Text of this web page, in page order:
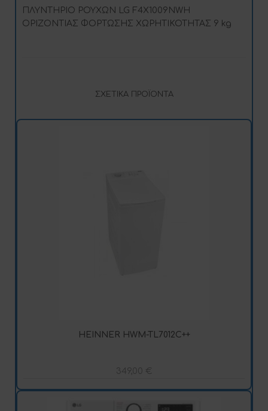
ΠΛΥΝΤΗΡΙΟ ΡΟΥΧΩΝ LG F4X1009NWH
ΟΡΙΖΟΝΤΙΑΣ ΦΟΡΤΩΣΗΣ ΧΩΡΗΤΙΚΟΤΗΤΑΣ 9 kg
ΣΧΕΤΙΚΆ ΠΡΟΪΌΝΤΑ
HEINNER HWM-TL7012C++
349,00 €